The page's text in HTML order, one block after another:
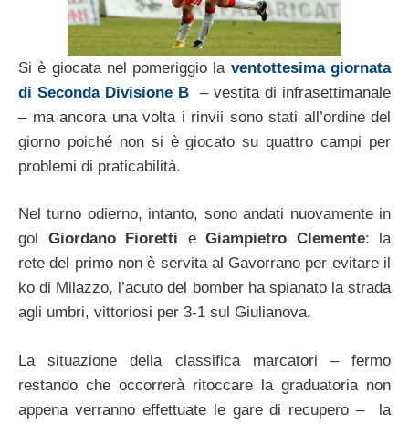
Si è giocata nel pomeriggio la ventottesima giornata
di Seconda Divisione B – vestita di infrasettimanale
– ma ancora una volta i rinvii sono stati all’ordine del
giorno poiché non si è giocato su quattro campi per
problemi di praticabilità.
Nel turno odierno, intanto, sono andati nuovamente in
gol Giordano Fioretti eGiampietro Clemente: la
rete del primo non è servita al Gavorrano per evitare il
ko di Milazzo, l’acuto del bomber ha spianato la strada
agli umbri, vittoriosi per 3-1 sul Giulianova.
La situazione della classifica marcatori – fermo
restando che occorrerà ritoccare la graduatoria non
appena verranno effettuate le gare di recupero – la